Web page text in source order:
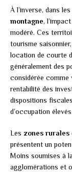
À l’inverse, dans les
montagne,
modéré. Ces
tourisme
location de courte
généralement des
considérée comme
rentabilité des
dispositions
d’occupation
Les zones rurales
présentent un
Moins soumises à
agglomérations et